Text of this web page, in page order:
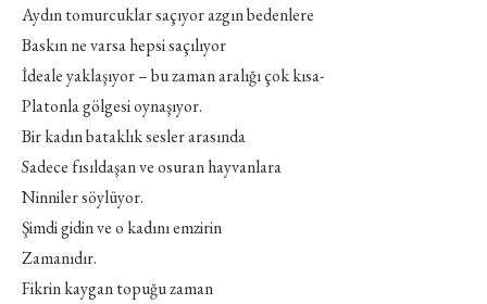
Aydın tomurcuklar saçıyor azgın bedenlere
Baskın ne varsa hepsi saçılıyor
İdeale yaklaşıyor – bu zaman aralığı çok kısa-
Platonla gölgesi oynaşıyor.
Bir kadın bataklık sesler arasında
Sadece fısıldaşan ve osuran hayvanlara
Ninniler söylüyor.
Şimdi gidin ve o kadını emzirin
Zamanıdır.
Fikrin kaygan topuğu zaman